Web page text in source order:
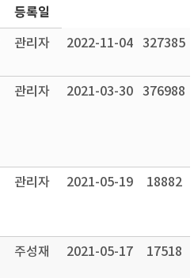
등록일
관리자 2022-11-04 327385
관리자 2021-03-30 376988
관리자 2021-05-19 18882
주성재 2021-05-17 17518